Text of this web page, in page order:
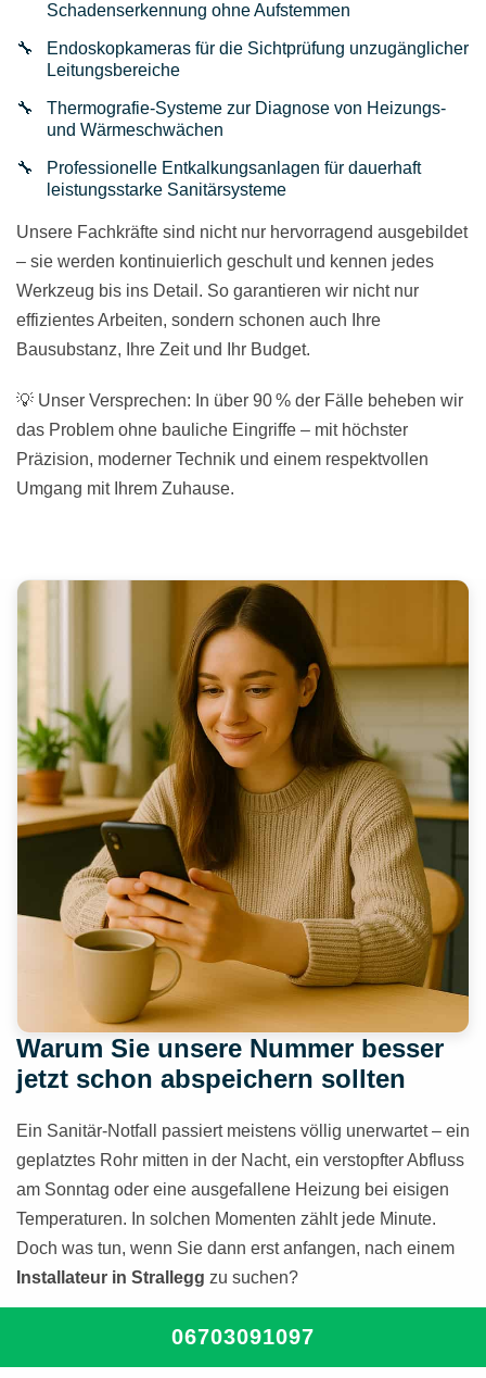
Schadenserkennung ohne Aufstemmen
Endoskopkameras für die Sichtprüfung unzugänglicher
Leitungsbereiche
Thermografie-Systeme zur Diagnose von Heizungs-
und Wärmeschwächen
Professionelle Entkalkungsanlagen für dauerhaft
leistungsstarke Sanitärsysteme
Unsere Fachkräfte sind nicht nur hervorragend ausgebildet
– sie werden kontinuierlich geschult und kennen jedes
Werkzeug bis ins Detail. So garantieren wir nicht nur
effizientes Arbeiten, sondern schonen auch Ihre
Bausubstanz, Ihre Zeit und Ihr Budget.
💡 Unser Versprechen: In über 90 % der Fälle beheben wir
das Problem ohne bauliche Eingriffe – mit höchster
Präzision, moderner Technik und einem respektvollen
Umgang mit Ihrem Zuhause.
Warum Sie unsere Nummer besser
jetzt schon abspeichern sollten
Ein Sanitär-Notfall passiert meistens völlig unerwartet – ein
geplatztes Rohr mitten in der Nacht, ein verstopfter Abfluss
am Sonntag oder eine ausgefallene Heizung bei eisigen
Temperaturen. In solchen Momenten zählt jede Minute.
Doch was tun, wenn Sie dann erst anfangen, nach einem
Installateur in Strallegg zu suchen?
Speichern Sie unsere Nummer jetzt – und
06703091097